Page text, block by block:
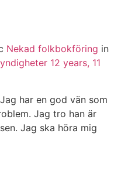
Nekad folkbokföring in
12 years, 11
har en god vän som
Jag tro han är
Jag ska höra mig